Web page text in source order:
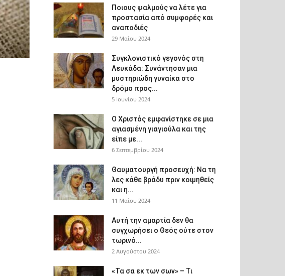
Ποιους ψαλμούς να λέτε για
προστασία από συμφορές και
αναποδιές
29 Μαΐου 2024
Συγκλονιστικό γεγονός στη
Λευκάδα: Συνάντησαν μια
μυστηριώδη γυναίκα στο
δρόμο προς...
5 Ιουνίου 2024
Ο Χριστός εμφανίστηκε σε μια
αγιασμένη γιαγιούλα και της
είπε με...
6 Σεπτεμβρίου 2024
Θαυματουργή προσευχή: Να τη
λες κάθε βράδυ πριν κοιμηθείς
και η...
11 Μαΐου 2024
Αυτή την αμαρτία δεν θα
συγχωρήσει ο Θεός ούτε στον
τωρινό...
2 Αυγούστου 2024
«Τα σα εκ των σων» – Τι